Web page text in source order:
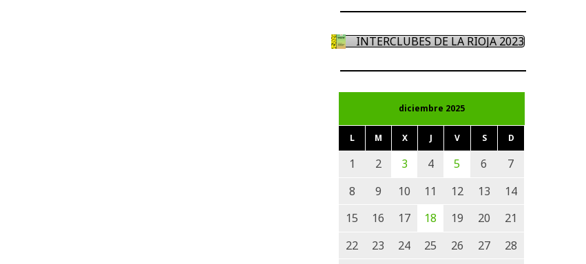
INTERCLUBES DE LA RIOJA 2023
diciembre 2025
L M X J V S D
1 2 3 4 5 6
7
8
9 10 11 12 13
14
15
16 17 18 19 20
21
22
23 24 25 26 27
28